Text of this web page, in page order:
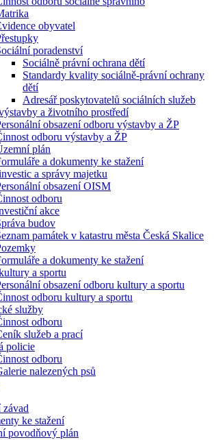
obyvatel
poradenství
Sociálně právní ochrana dětí
Standardy kvality sociálně-právní ochrany
dětí
Adresář poskytovatelů sociálních služeb
a životního prostředí
obsazení odboru výstavby a ŽP
odboru výstavby a ŽP
plán
a dokumenty ke stažení
a správy majetku
obsazení OISM
odboru
akce
budov
památek v katastru města Česká Skalice
a dokumenty ke stažení
a sportu
obsazení odboru kultury a sportu
odboru kultury a sportu
služby
odboru
služeb a prací
policie
odboru
nalezených psů
závad
ke stažení
povodňový plán